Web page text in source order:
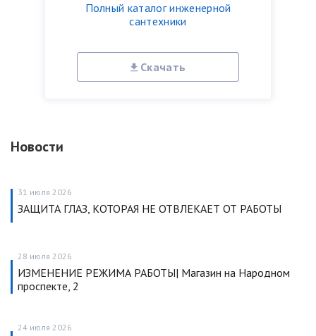
Полный каталог инженерной
сантехники
Скачать
Новости
31 июля 2026
ЗАЩИТА ГЛАЗ, КОТОРАЯ НЕ ОТВЛЕКАЕТ ОТ РАБОТЫ
28 июля 2026
ИЗМЕНЕНИЕ РЕЖИМА РАБОТЫ| Магазин на Народном
проспекте, 2
24 июля 2026